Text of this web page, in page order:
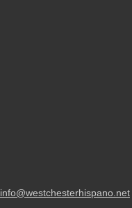
info@westchesterhispano.net